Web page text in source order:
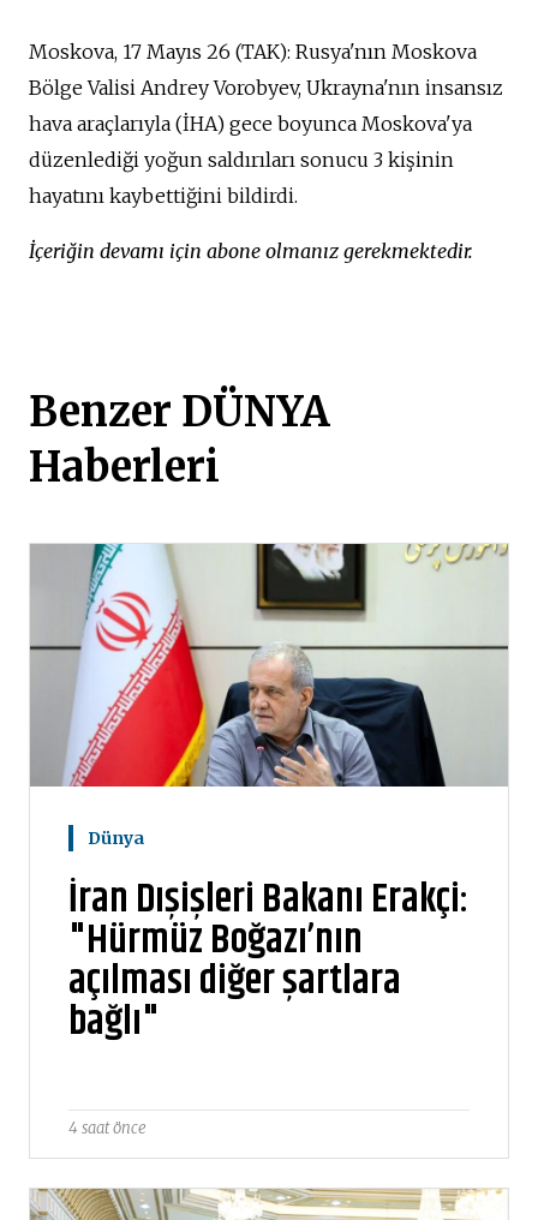
Moskova, 17 Mayıs 26 (TAK): Rusya'nın Moskova
Bölge Valisi Andrey Vorobyev, Ukrayna'nın insansız
hava araçlarıyla (İHA) gece boyunca Moskova'ya
düzenlediği yoğun saldırıları sonucu 3 kişinin
hayatını kaybettiğini bildirdi.
İçeriğin devamı için abone olmanız gerekmektedir.
Benzer DÜNYA
Haberleri
Dünya
İran Dışişleri Bakanı Erakçi:
"Hürmüz Boğazı’nın
açılması diğer şartlara
bağlı"
4 saat önce